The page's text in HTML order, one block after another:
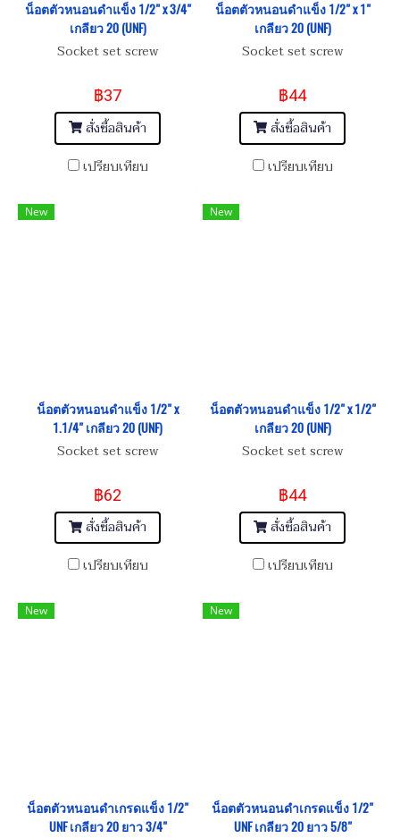
น็อตตัวหนอนดำแข็ง 1/2" x 3/4"
เกลียว 20 (UNF)
Socket set screw
฿37
สั่งซื้อสินค้า
เปรียบเทียบ
น็อตตัวหนอนดำแข็ง 1/2" x 1"
เกลียว 20 (UNF)
Socket set screw
฿44
สั่งซื้อสินค้า
เปรียบเทียบ
New
น็อตตัวหนอนดำแข็ง 1/2" x
1.1/4" เกลียว 20 (UNF)
Socket set screw
฿62
สั่งซื้อสินค้า
เปรียบเทียบ
New
น็อตตัวหนอนดำแข็ง 1/2" x 1/2"
เกลียว 20 (UNF)
Socket set screw
฿44
สั่งซื้อสินค้า
เปรียบเทียบ
New
น็อตตัวหนอนดำเกรดแข็ง 1/2"
UNF เกลียว 20 ยาว 3/4"
New
น็อตตัวหนอนดำเกรดแข็ง 1/2"
UNF เกลียว 20 ยาว 5/8"